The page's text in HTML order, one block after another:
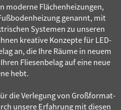
moderne Flächenheizungen,
genannt, mit
Systemen zu unseren
kreative Konzepte für LED-
an, die Ihre Räume in neuem
Fliesenbelag auf eine neue
hebt.
die Verlegung von Großformat-
unsere Erfahrung mit diesen